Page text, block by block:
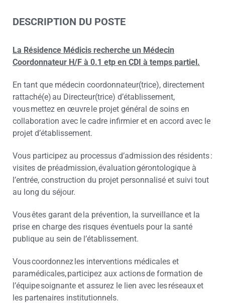
DESCRIPTION DU POSTE
La Résidence Médicis recherche un Médecin
Coordonnateur H/F à 0.1 etp en CDI à temps partiel.
En tant que médecin coordonnateur(trice), directement
rattaché(e) au Directeur(trice) d’établissement,
vous mettez en œuvre le projet général de soins en
collaboration avec le cadre infirmier et en accord avec le
projet d’établissement.
Vous participez au processus d’admission des résidents :
visites de préadmission, évaluation gérontologique à
l’entrée, construction du projet personnalisé et suivi tout
au long du séjour.
Vous êtes garant de la prévention, la surveillance et la
prise en charge des risques éventuels pour la santé
publique au sein de l’établissement.
Vous coordonnez les interventions médicales et
paramédicales, participez aux actions de formation de
l’équipe soignante et assurez le lien avec les réseaux et
les partenaires institutionnels.